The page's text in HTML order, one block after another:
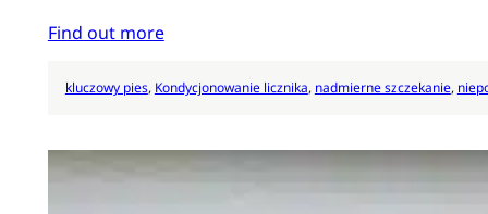
Find out more
kluczowy pies, Kondycjonowanie licznika, nadmierne szczekanie,